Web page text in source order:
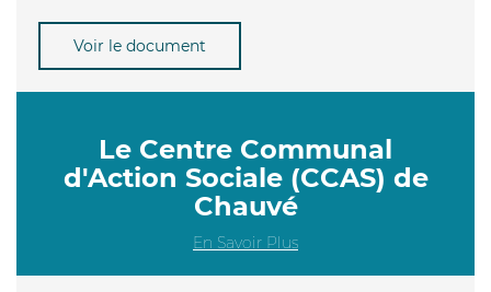
Voir le document
Le Centre Communal
d'Action Sociale (CCAS) de
Chauvé
En Savoir Plus